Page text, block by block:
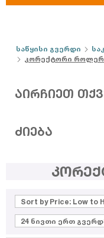
საწყისი გვერდი
კორექტორი
ᲐᲘᲠᲩᲘᲔᲗ
ᲫᲘᲔᲑᲐ
Sort by Price: Low to
24 ნივთი ერთ